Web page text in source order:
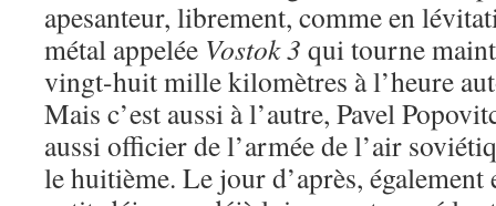
apesanteur, librement, comme en
métal appelée Vostok 3 qui tourne
vingt-huit mille kilomètres à l’heure
Mais c’est aussi à l’autre, Pavel
aussi officier de l’armée de l’air
le huitième. Le jour d’après, également